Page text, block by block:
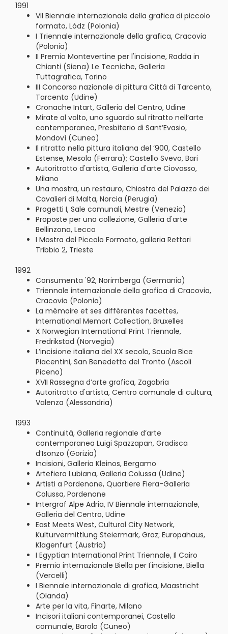
1991
VII Biennale internazionale della grafica di piccolo
formato, Lódz (Polonia)
I Triennale internazionale della grafica, Cracovia
(Polonia)
II Premio Montevertine per l'incisione, Radda in
Chianti (Siena) Le Tecniche, Galleria
Tuttagrafica, Torino
III Concorso nazionale di pittura Città di Tarcento,
Tarcento (Udine)
Cronache Intart, Galleria del Centro, Udine
Mirate al volto, uno sguardo sul ritratto nell’arte
contemporanea, Presbiterio di Sant’Evasio,
Mondovì (Cuneo)
Il ritratto nella pittura italiana del ’900, Castello
Estense, Mesola (Ferrara); Castello Svevo, Bari
Autoritratto d'artista, Galleria d'arte Ciovasso,
Milano
Una mostra, un restauro, Chiostro del Palazzo dei
Cavalieri di Malta, Norcia (Perugia)
Progetti I, Sale comunali, Mestre (Venezia)
Proposte per una collezione, Galleria d'arte
Bellinzona, Lecco
I Mostra del Piccolo Formato, galleria Rettori
Tribbio 2, Trieste
1992
Consumenta '92, Norimberga (Germania)
Triennale internazionale della grafica di Cracovia,
Cracovia (Polonia)
La mémoire et ses différentes facettes,
International Memort Collection, Bruxelles
X Norwegian International Print Triennale,
Fredrikstad (Norvegia)
L’incisione italiana del XX secolo, Scuola Bice
Piacentini, San Benedetto del Tronto (Ascoli
Piceno)
XVII Rassegna d’arte grafica, Zagabria
Autoritratto d'artista, Centro comunale di cultura,
Valenza (Alessandria)
1993
Continuità, Galleria regionale d’arte
contemporanea Luigi Spazzapan, Gradisca
d’Isonzo (Gorizia)
Incisioni, Galleria Kleinos, Bergamo
Artefiera Lubiana, Galleria Colussa (Udine)
Artisti a Pordenone, Quartiere Fiera-Galleria
Colussa, Pordenone
Intergraf Alpe Adria, IV Biennale internazionale,
Galleria del Centro, Udine
East Meets West, Cultural City Network,
Kulturvermittlung Steiermark, Graz; Europahaus,
Klagenfurt (Austria)
I Egyptian International Print Triennale, Il Cairo
Premio internazionale Biella per I'incisione, Biella
(Vercelli)
I Biennale internazionale di grafica, Maastricht
(Olanda)
Arte per la vita, Finarte, Milano
Incisori italiani contemporanei, Castello
comunale, Barolo (Cuneo)